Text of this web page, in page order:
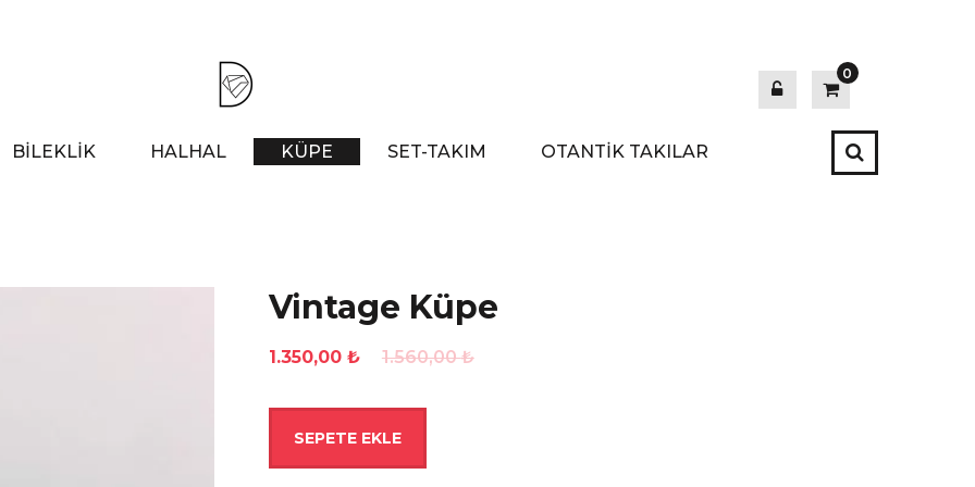
0
BİLEKLİK HALHAL KÜPE SET-TAKIM OTANTİK TAKILAR
Vintage Küpe
1.560,00₺
Orijinal
1.560,00 ₺.
1.350,00 ₺
Şu
fiyat:
1.350,00 ₺.
SEPETE EKLE